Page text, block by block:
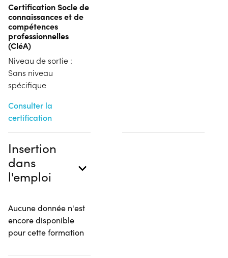
Certification Socle de
connaissances et de
compétences
professionnelles
(CléA)
Niveau de sortie :
Sans niveau
spécifique
Consulter la
certification
Insertion
dans
l'emploi
Aucune donnée n'est
encore disponible
pour cette formation